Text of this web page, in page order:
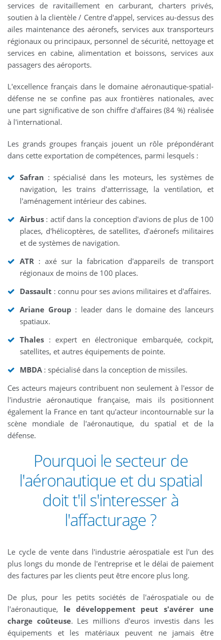
services de ravitaillement en carburant, charters privés,
soutien à la clientèle / Centre d'appel, services au-dessus des
ailes maintenance des aéronefs, services aux transporteurs
régionaux ou principaux, personnel de sécurité, nettoyage et
services en cabine, alimentation et boissons, services aux
passagers des aéroports.
L'excellence français dans le domaine aéronautique-spatial-
défense ne se confine pas aux frontières nationales, avec
une part significative de son chiffre d'affaires (84 %) réalisée
à l'international.
Les grands groupes français jouent un rôle prépondérant
dans cette exportation de compétences, parmi lesquels :
Safran : spécialisé dans les moteurs, les systèmes de
navigation, les trains d'atterrissage, la ventilation, et
l'aménagement intérieur des cabines.
Airbus : actif dans la conception d'avions de plus de 100
places, d'hélicoptères, de satellites, d'aéronefs militaires
et de systèmes de navigation.
ATR : axé sur la fabrication d'appareils de transport
régionaux de moins de 100 places.
Dassault : connu pour ses avions militaires et d'affaires.
Ariane Group : leader dans le domaine des lanceurs
spatiaux.
Thales : expert en électronique embarquée, cockpit,
satellites, et autres équipements de pointe.
MBDA: spécialisé dans la conception de missiles.
Ces acteurs majeurs contribuent non seulement à l'essor de
l'industrie aéronautique française, mais ils positionnent
également la France en tant qu'acteur incontournable sur la
scène mondiale de l'aéronautique, du spatial et de la
défense.
Pourquoi le secteur de
l'aéronautique et du spatial
doit t'il s'interesser à
l'affacturage ?
Le cycle de vente dans l'industrie aérospatiale est l'un des
plus longs du monde de l'entreprise et le délai de paiement
des factures par les clients peut être encore plus long.
De plus, pour les petits sociétés de l'aérospatiale ou de
l'aéronautique, le développement peut s'avérer une
charge coûteuse. Les millions d'euros investis dans les
équipements et les matériaux peuvent ne jamais être